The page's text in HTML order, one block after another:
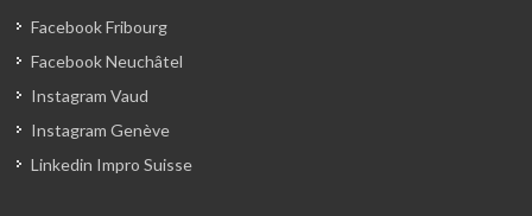
Facebook Fribourg
Facebook Neuchâtel
Instagram Vaud
Instagram Genève
Linkedin Impro Suisse